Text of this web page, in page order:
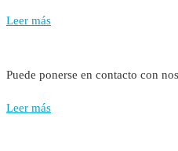
Leer más
Puede ponerse en contacto con
Leer más